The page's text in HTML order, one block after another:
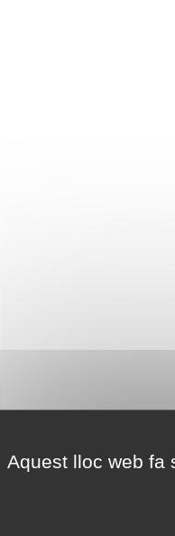
Aquest lloc web fa